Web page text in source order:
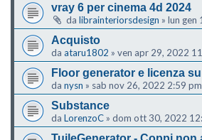
vray 6 per cinema 4d 2024
da librainteriorsdesign » lun gen
Acquisto
da ataru1802 » ven apr 29, 2022
Floor generator e licenza
da nysn » sab nov 26, 2022 2:59 pm
Substance
da LorenzoC » dom ott 30, 2022